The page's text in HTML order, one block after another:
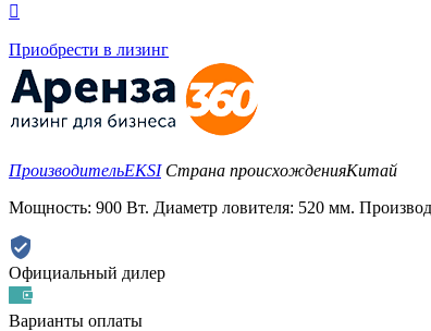

Приобрести в лизинг
ПроизводительEKSI Страна происхожденияКитай
Мощность: 900 Вт. Диаметр ловителя: 520 мм.
Официальный дилер
Варианты оплаты